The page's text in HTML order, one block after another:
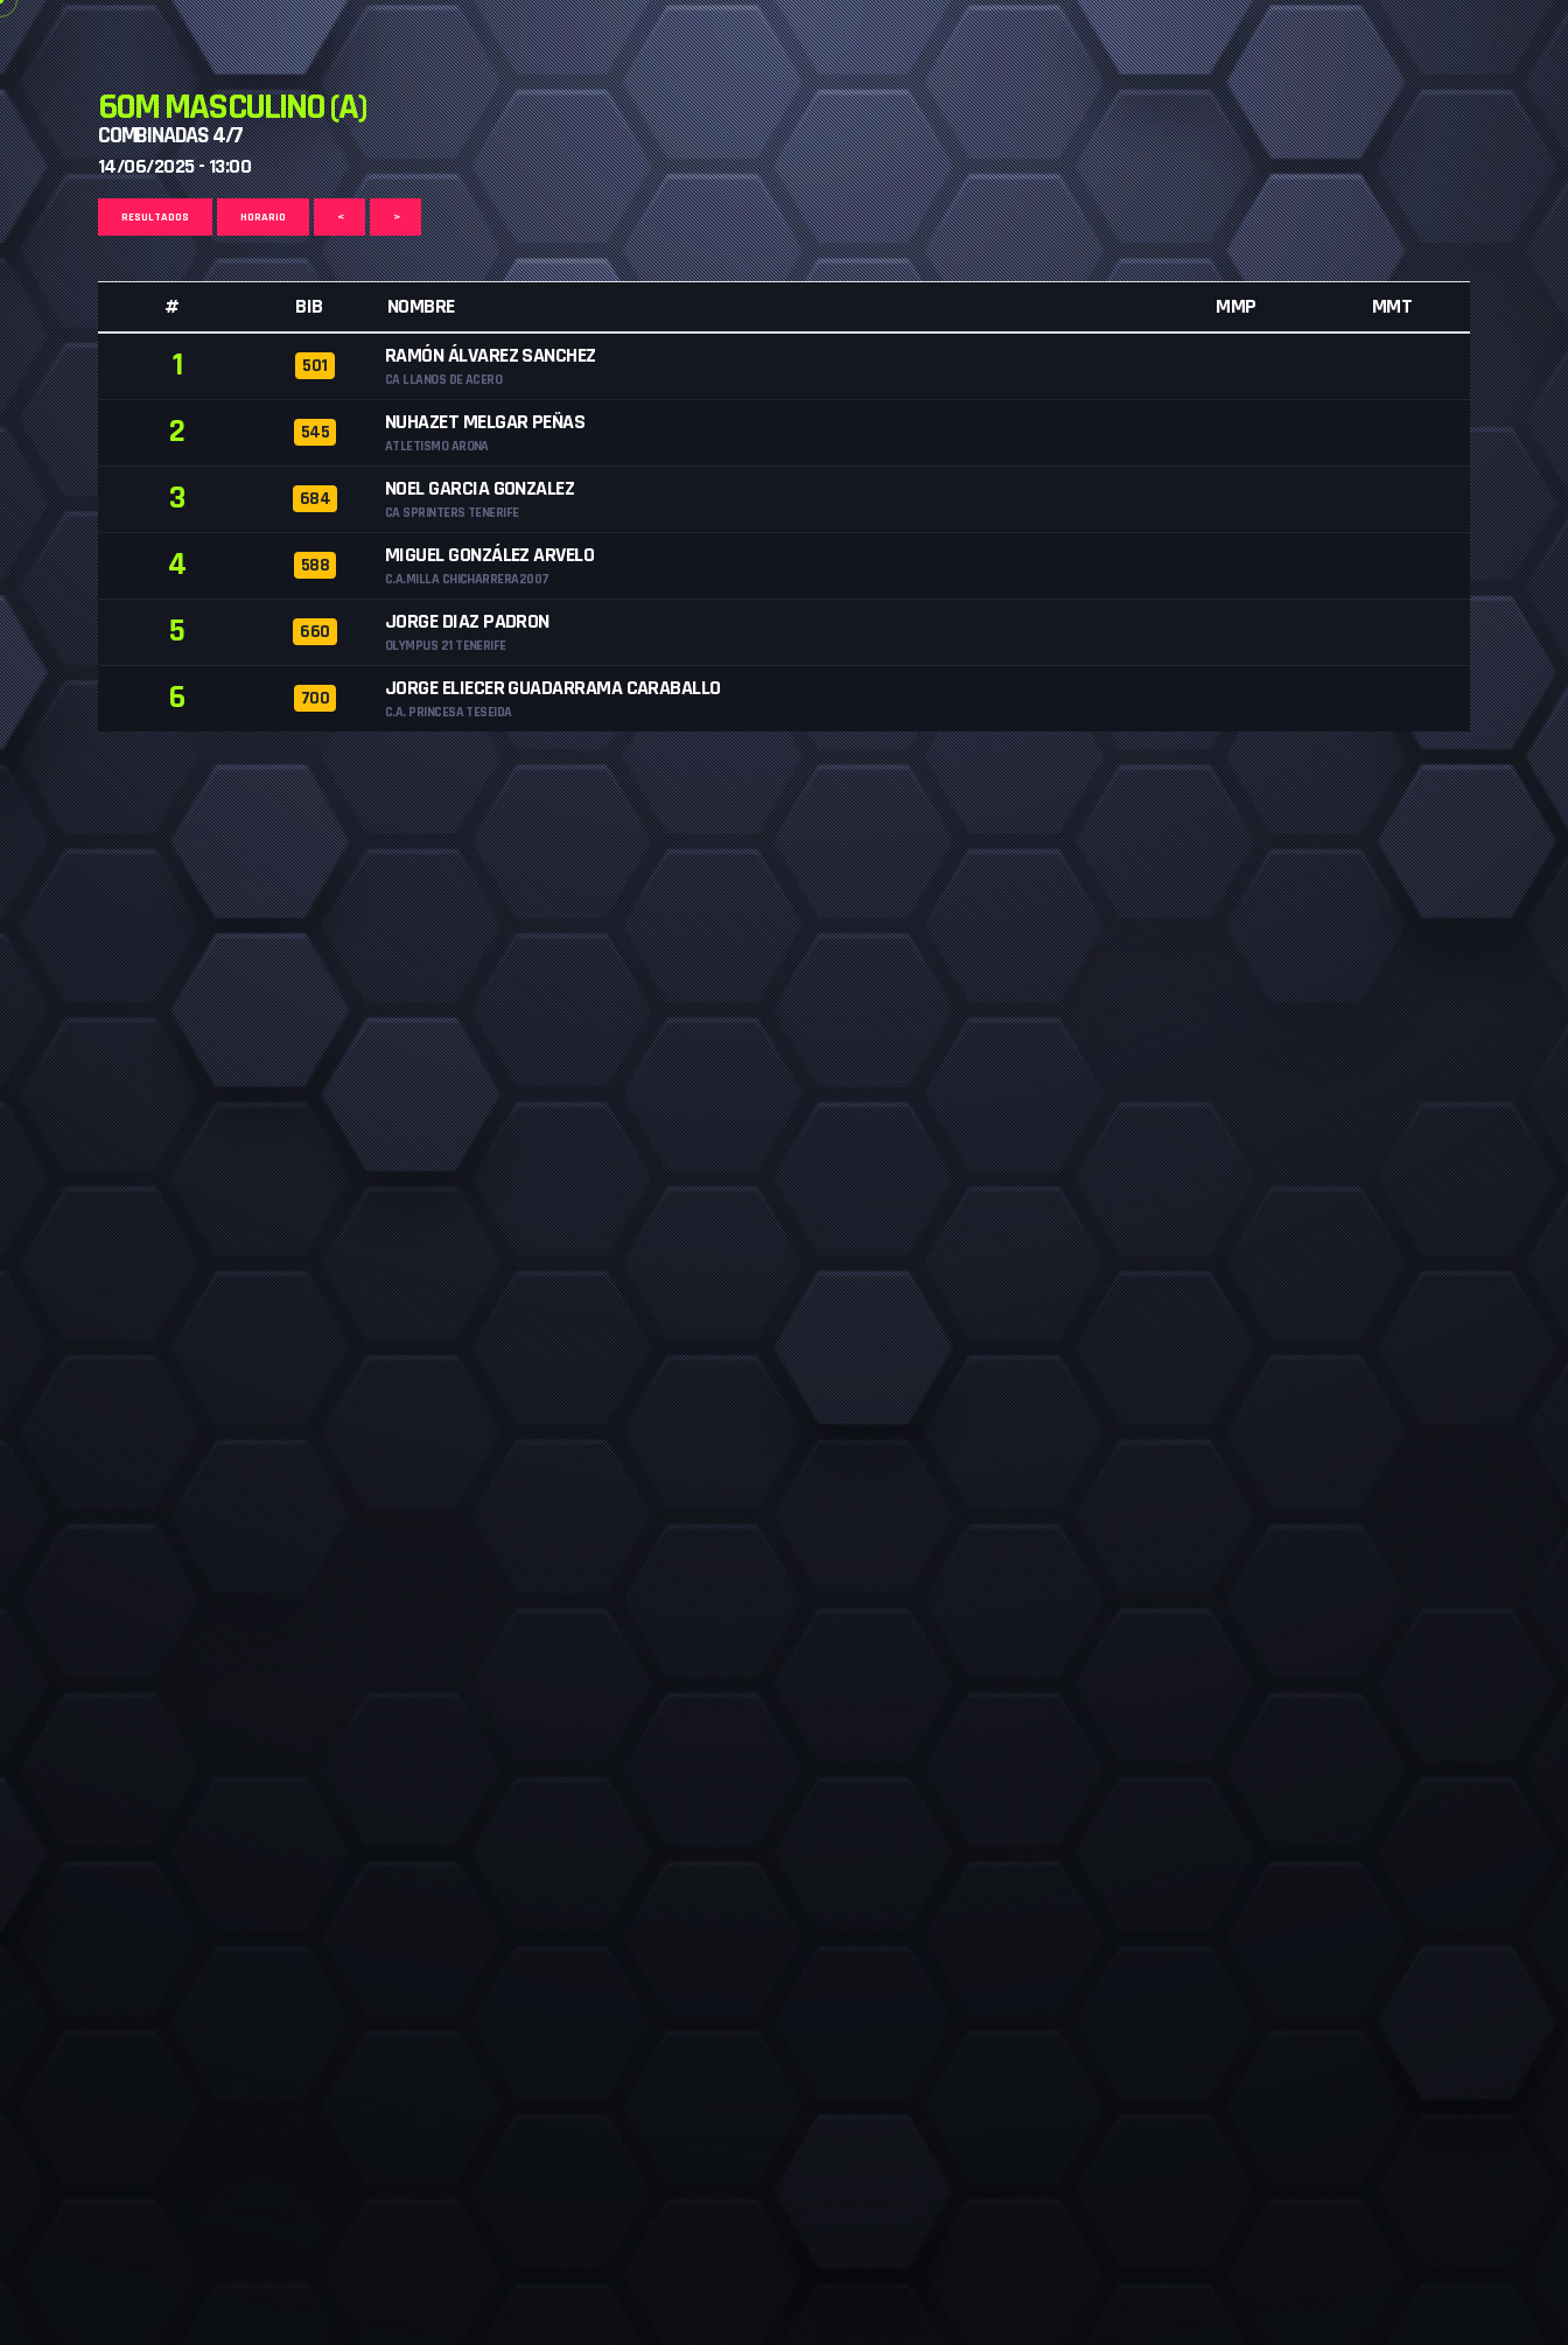
60M MASCULINO (A)
COMBINADAS 4/7
14/06/2025 - 13:00
RESULTADOS HORARIO < >
# BIB NOMBRE MMP MMT
1 501 RAMÓN ÁLVAREZ SANCHEZ
CA LLANOS DE ACERO
2 545 NUHAZET MELGAR PEÑAS
ATLETISMO ARONA
3 684 NOEL GARCIA GONZALEZ
CA SPRINTERS TENERIFE
4 588 MIGUEL GONZÁLEZ ARVELO
C.A.MILLA CHICHARRERA2007
5 660 JORGE DIAZ PADRON
OLYMPUS 21 TENERIFE
6 700 JORGE ELIECER GUADARRAMA CARABALLO
C.A. PRINCESA TESEIDA